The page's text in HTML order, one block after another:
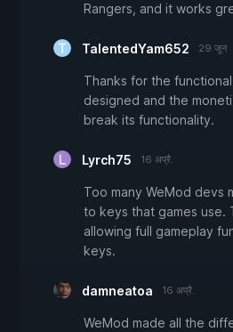
Rangers, and it works
TalentedYam652 29 जून
Thanks for the
designed and the
break its functionality.
Lyrch75 16 अप्रै.
Too many WeMod devs
to keys that games use.
allowing full gameplay
keys.
damneatoa 16 अप्रै.
WeMod made all the